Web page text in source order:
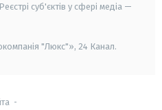
суб'єктів у сфері медіа —
"Люкс"», 24 Канал.
-